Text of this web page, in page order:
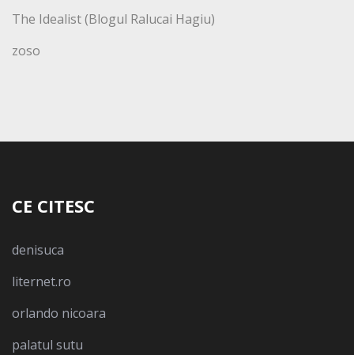
The Idealist (Blogul Ralucai Hagiu)
zoso
CE CITESC
denisuca
liternet.ro
orlando nicoara
palatul sutu